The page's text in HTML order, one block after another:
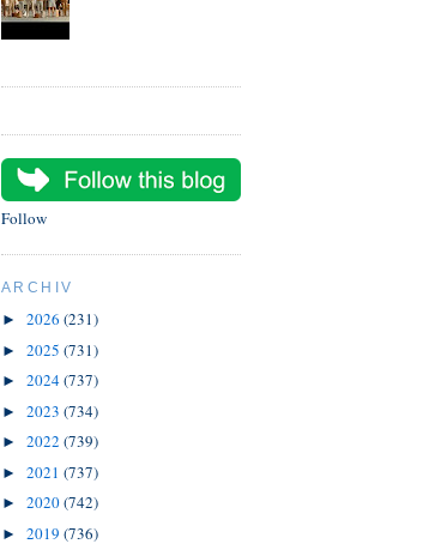
Follow
ARCHIV
► 2026 (231)
► 2025 (731)
► 2024(737)
► 2023 (734)
► 2022 (739)
► 2021 (737)
► 2020(742)
► 2019 (736)